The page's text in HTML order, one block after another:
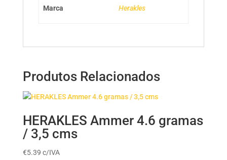
Marca Herakles
Produtos Relacionados
HERAKLES Ammer 4.6 gramas
/ 3,5 cms
€5.39 c/IVA